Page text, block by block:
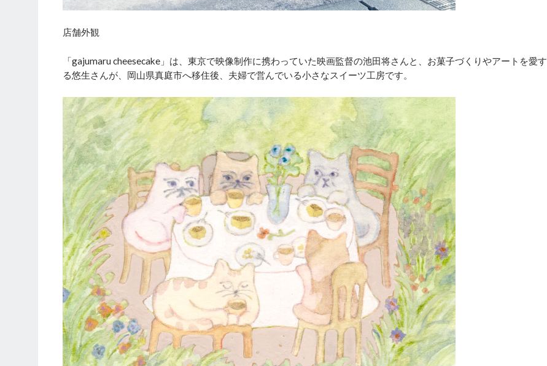
店舗外観
「gajumaru cheesecake」は、東京で映像制作に携わっていた映画監督の池田将さんと、お菓子づくりやアートを愛す
る悠生さんが、岡山県真庭市へ移住後、夫婦で営んでいる小さなスイーツ工房です。